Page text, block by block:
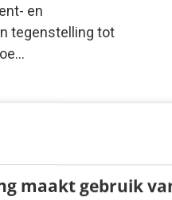
maakt gebruik
en
tegenstelling tot